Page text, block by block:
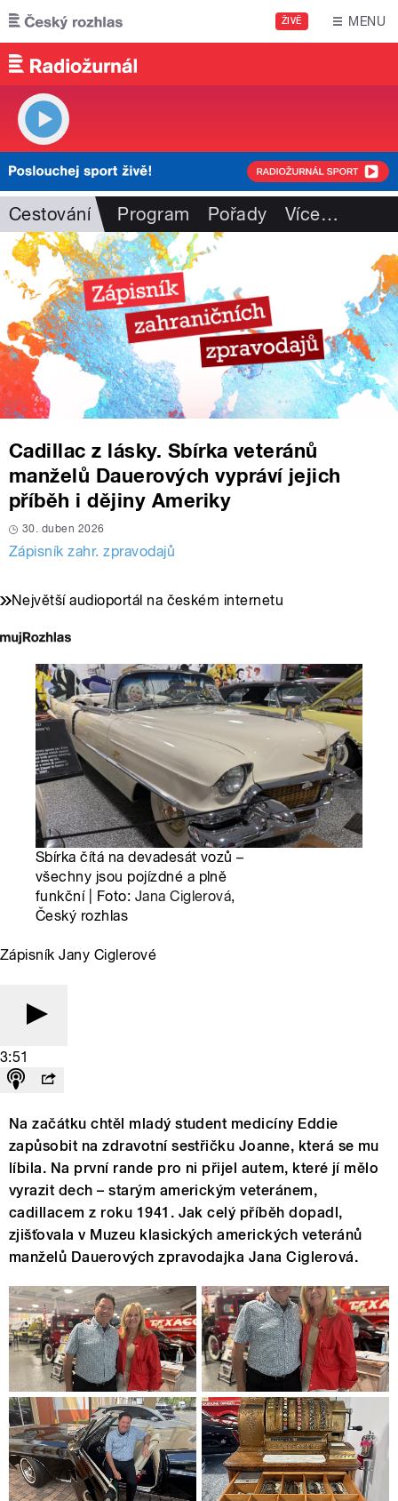
Přejít k hlavnímu obsahu
ŽIVĚ MENU
Cestování Program Pořady Více…
Cadillac z lásky. Sbírka veteránů
manželů Dauerových vypráví jejich
příběh i dějiny Ameriky
30. duben 2026
Zápisník zahr. zpravodajů
Největší audioportál na českém internetu
Sbírka čítá na devadesát vozů –
všechny jsou pojízdné a plně
funkční | Foto: Jana Ciglerová,
Český rozhlas
Zápisník Jany Ciglerové
3:51
Na začátku chtěl mladý student medicíny Eddie
zapůsobit na zdravotní sestřičku Joanne, která se mu
líbila. Na první rande pro ni přijel autem, které jí mělo
vyrazit dech – starým americkým veteránem,
cadillacem z roku 1941. Jak celý příběh dopadl,
zjišťovala v Muzeu klasických amerických veteránů
manželů Dauerových zpravodajka Jana Ciglerová.